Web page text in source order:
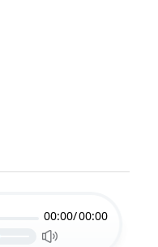
00:00/00:00